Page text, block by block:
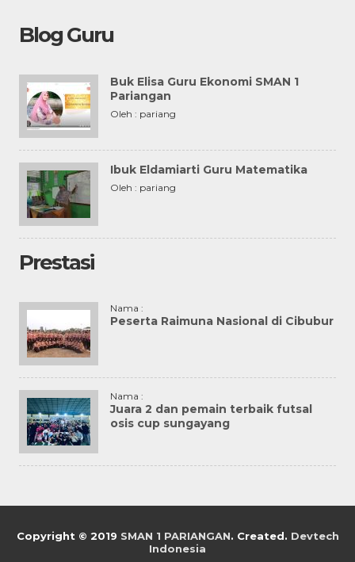
Blog Guru
Buk Elisa Guru Ekonomi SMAN 1
Pariangan
Oleh : pariang
Ibuk Eldamiarti Guru Matematika
Oleh : pariang
Prestasi
Nama :
Peserta Raimuna Nasional di Cibubur
Nama :
Juara 2 dan pemain terbaik futsal
osis cup sungayang
Copyright © 2019 SMAN 1 PARIANGAN. Created. Devtech
Indonesia